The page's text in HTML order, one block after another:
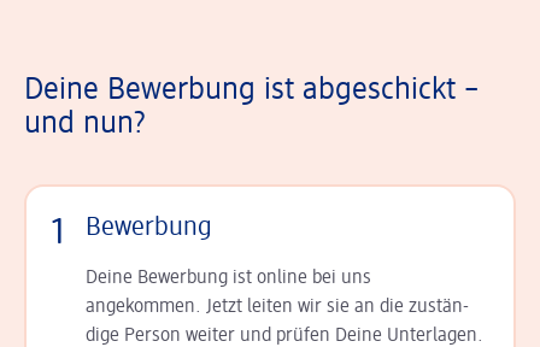
Deine Bewerbung ist abgeschickt –
und nun?
1 Bewerbung
Deine Bewerbung ist online bei uns
angekommen. Jetzt leiten wir sie an die zu­stän­
dige Person weiter und prüfen Deine Unterlagen.